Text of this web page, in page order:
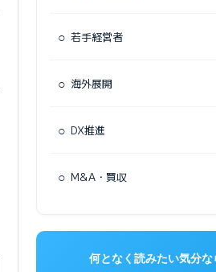
○ 若手経営者
○ 海外展開
○ DX推進
○ M&A・買収
何となく読みたい気分な